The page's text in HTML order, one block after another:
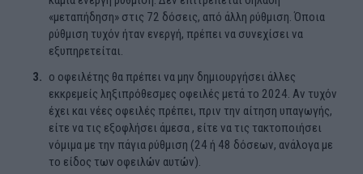
«μεταπήδηση» στις 72 δόσεις, από άλλη ρύθμιση. Όποια
ρύθμιση τυχόν ήταν ενεργή, πρέπει να συνεχίσει να
εξυπηρετείται.
ο οφειλέτης θα πρέπει να μην δημιουργήσει άλλες
εκκρεμείς ληξιπρόθεσμες οφειλές μετά το 2024. Αν τυχόν
έχει και νέες οφειλές πρέπει, πριν την αίτηση υπαγωγής,
είτε να τις εξοφλήσει άμεσα , είτε να τις τακτοποιήσει
νόμιμα με την πάγια ρύθμιση (24 ή 48 δόσεων, ανάλογα με
το είδος των οφειλών αυτών).